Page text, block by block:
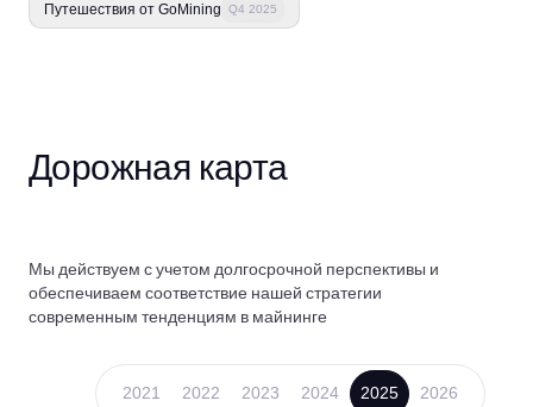
Путешествия от GoMining Q4 2025
Дорожная карта
2021 2022 2023 2024 2025 2026
Мы действуем с учетом долгосрочной перспективы и
обеспечиваем соответствие нашей стратегии
современным тенденциям в майнинге